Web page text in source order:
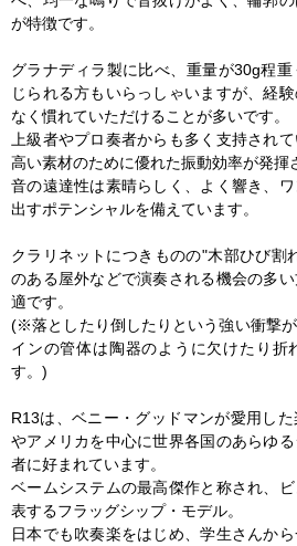
が特徴です。
グラナディラ製に比べ、重量が30g程
じられる方もいらっしゃいますが、経
なく慣れていただけることが多いです。
上級者やプロ奏者からも多く支持され
高い素材のために優れた振動効率が発揮
音の遠達性は素晴らしく、よく響き、
出すポテンシャルを備えています。
クラリネットにつきものの"木部ひび割
のある屋外などで演奏される機会の多
適です。
(※落としたり倒したりという強い衝撃
インの管体は陶器のように欠けたり折
す。)
R13は、ベニー・グッドマンが愛用し
やアメリカを中心に世界各国のあらゆ
者に好まれています。
ベームシステムの最高傑作と称され、
表するフラッグシップ・モデル。
日本でも吹奏楽をはじめ、学生さんか